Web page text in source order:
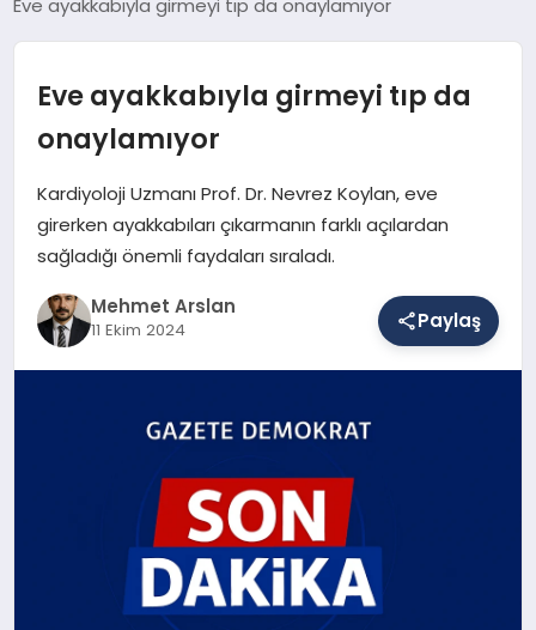
SPOR
MAGAZIN
SAĞLIK
Eve ayakkabıyla girmeyi tıp da
onaylamıyor
Kardiyoloji Uzmanı Prof. Dr. Nevrez Koylan, eve
girerken ayakkabıları çıkarmanın farklı açılardan
sağladığı önemli faydaları sıraladı.
Mehmet Arslan
11 Ekim 2024 Paylaş